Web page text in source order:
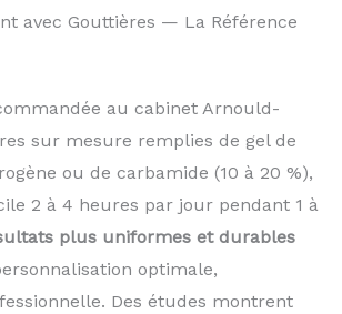
avec Gouttières — La Référence
au cabinet Arnould-
sur mesure remplies de gel de
ou de carbamide (10 à 20 %),
2 à 4 heures par jour pendant 1 à
plus uniformes et durables
optimale,
Des études montrent